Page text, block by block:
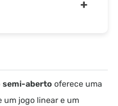
semi-aberto oferece uma
um jogo linear e um